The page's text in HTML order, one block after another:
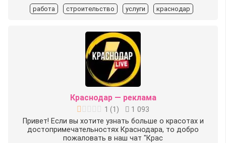
работа строительство услуги краснодар
Краснодар — реклама
1 (1 )
1 093
Привет! Если вы хотите узнать больше о красотах и
достопримечательностях Краснодара, то добро
пожаловать в наш чат "Крас